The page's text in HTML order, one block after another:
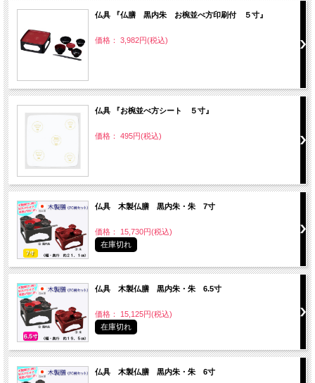
仏具 『仏膳 黒内朱 お椀並べ方印刷付 ５寸』
価格： 3,982円(税込)
仏具 『お椀並べ方シート ５寸』
価格： 495円(税込)
仏具 木製仏膳 黒内朱・朱 7寸
価格： 15,730円(税込)
在庫切れ
仏具 木製仏膳 黒内朱・朱 6.5寸
価格： 15,125円(税込)
在庫切れ
仏具 木製仏膳 黒内朱・朱 6寸